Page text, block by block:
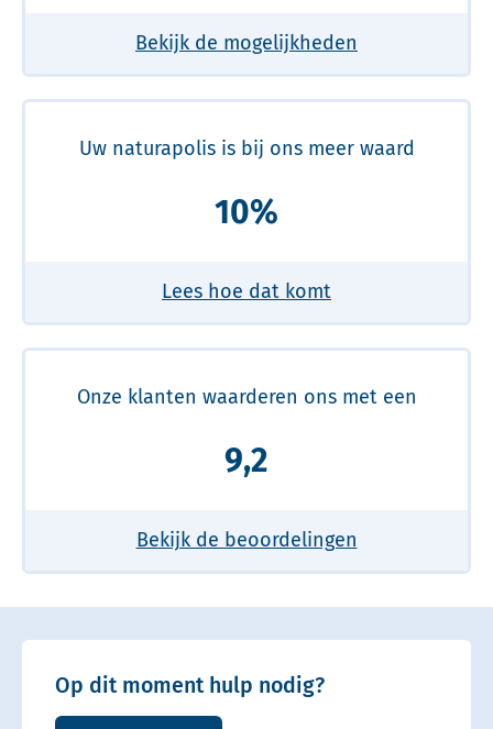
Bekijk de mogelijkheden
Uw naturapolis is bij ons meer waard
10%
Lees hoe dat komt
Onze klanten waarderen ons met een
9,2
Bekijk de beoordelingen
Op dit moment hulp nodig?